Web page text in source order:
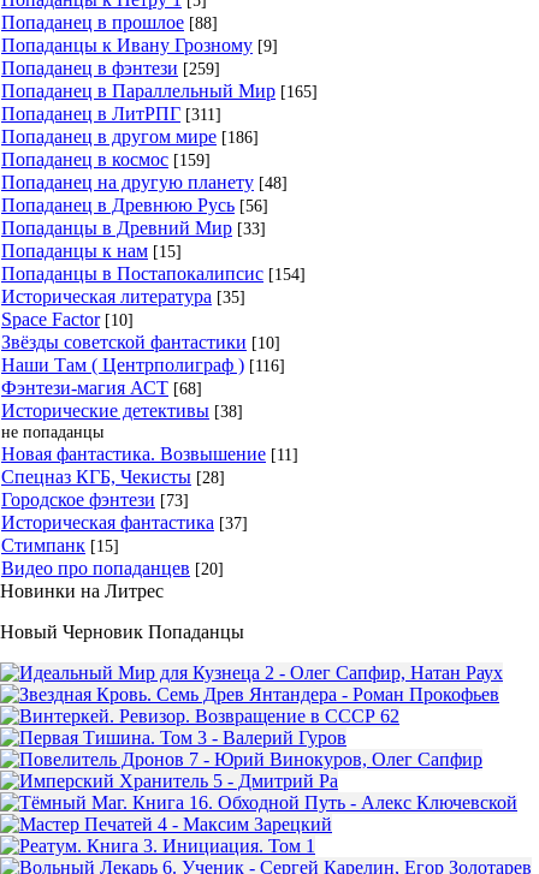
Попаданец в прошлое [88]
Попаданцы к Ивану Грозному [9]
Попаданец в фэнтези [259]
Попаданец в Параллельный Мир [165]
Попаданец в ЛитРПГ [311]
Попаданец в другом мире [186]
Попаданец в космос [159]
Попаданец на другую планету [48]
Попаданец в Древнюю Русь [56]
Попаданцы в Древний Мир [33]
Попаданцы к нам [15]
Попаданцы в Постапокалипсис [154]
Историческая литература [35]
Space Factor [10]
Звёзды советской фантастики [10]
Наши Там ( Центрполиграф ) [116]
Фэнтези-магия АСТ [68]
Исторические детективы [38]
не попаданцы
Новая фантастика. Возвышение [11]
Спецназ КГБ, Чекисты [28]
Городское фэнтези [73]
Историческая фантастика [37]
Стимпанк [15]
Видео про попаданцев [20]
Новинки на Литрес
Новый Черновик Попаданцы